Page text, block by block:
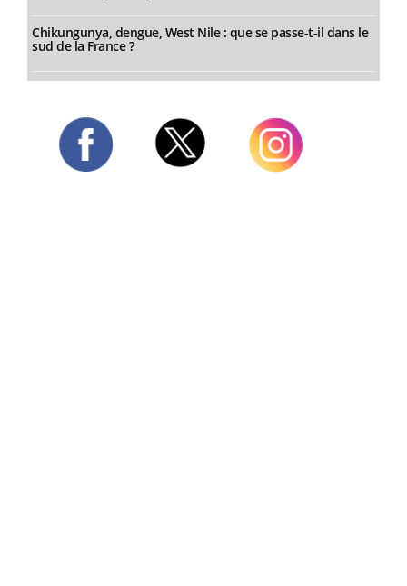
Chikungunya, dengue, West Nile : que se passe-t-il dans le
sud de la France ?